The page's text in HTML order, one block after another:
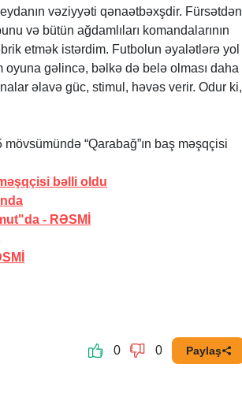
vəziyyəti qənaətbəxşdir. Fürsətdən
və bütün ağdamlıları komandalarının
etmək istərdim. Futbolun əyalətlərə yol
oyuna gəlincə, bəlkə də belə olması daha
əlavə güc, stimul, həvəs verir. Odur ki,
“Qarabağ”ın baş məşqçisi
bəlli oldu
- RƏSMİ
0 0 Paylaş